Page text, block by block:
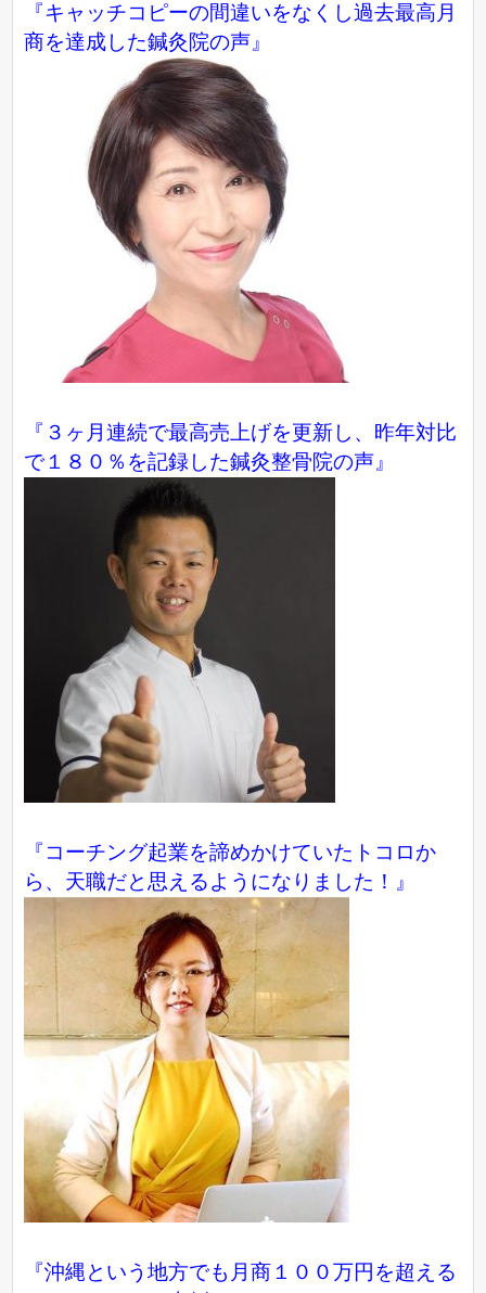
『キャッチコピーの間違いをなくし過去最高月
商を達成した鍼灸院の声』
『３ヶ月連続で最高売上げを更新し、昨年対比
で１８０％を記録した鍼灸整骨院の声』
『コーチング起業を諦めかけていたトコロか
ら、天職だと思えるようになりました！』
『沖縄という地方でも月商１００万円を超える